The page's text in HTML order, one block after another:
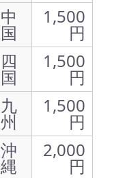
中
国
1,500
円
四
国
1,500
円
九
州
1,500
円
沖
縄
2,000
円